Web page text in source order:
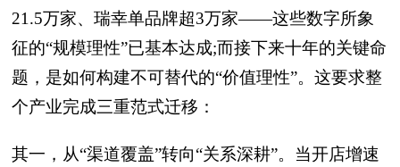
21.5万家、瑞幸单品牌超3万家——这些数字所象
征的“规模理性”已基本达成;而接下来十年的关键命
题，是如何构建不可替代的“价值理性”。这要求整
个产业完成三重范式迁移：
其一，从“渠道覆盖”转向“关系深耕”。当开店增速